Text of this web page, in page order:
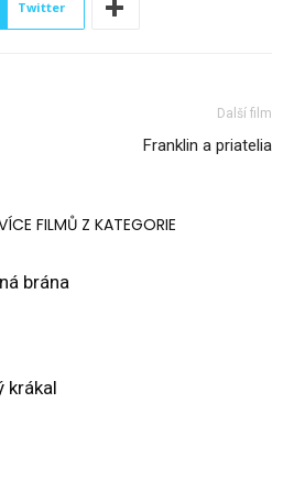
Twitter
Další film
Franklin a priatelia
FILMŮ Z KATEGORIE
brána
krákal